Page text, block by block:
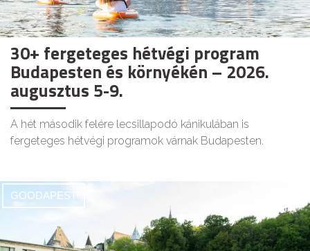
30+ fergeteges hétvégi program
Budapesten és környékén – 2026.
augusztus 5-9.
A hét második felére lecsillapodó kánikulában is
fergeteges hétvégi programok várnak Budapesten.
GOODAPEST